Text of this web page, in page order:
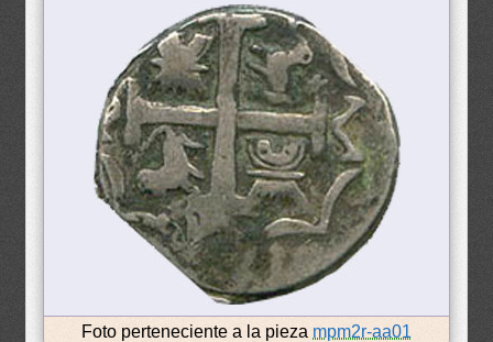
Foto perteneciente a la pieza mpm2r-aa01